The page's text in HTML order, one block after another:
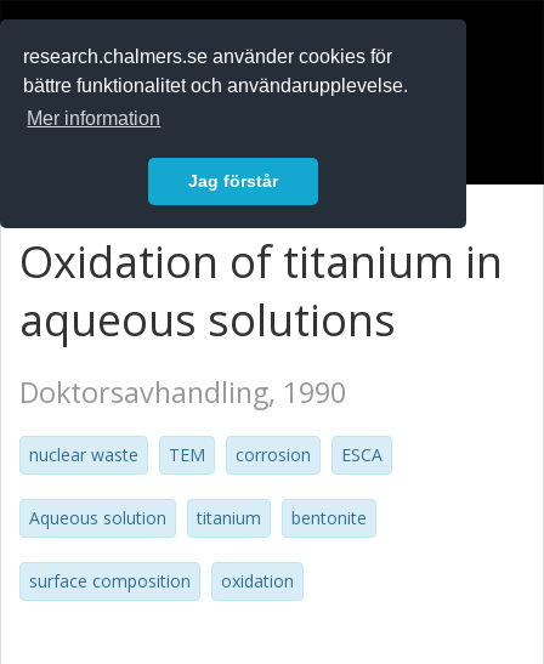
research.chalmers.se använder cookies för
bättre funktionalitet och användarupplevelse.
Mer information
Jag förstår
Oxidation of titanium in
aqueous solutions
Doktorsavhandling, 1990
nuclear waste TEM corrosion ESCA
Aqueous solution titanium bentonite
surface composition oxidation